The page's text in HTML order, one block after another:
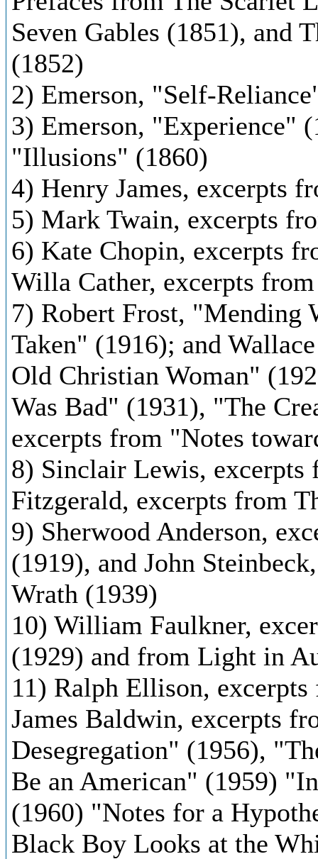
Seven Gables (1851), and
(1852)
2) Emerson, "Self-
3) Emerson, "Experience"
"Illusions" (1860)
4) Henry James, excerpts
5) Mark Twain, excerpts
6) Kate Chopin, excerpts
Willa Cather, excerpts
7) Robert Frost, "Mending
Taken" (1916); and
Old Christian Woman"
Was Bad" (1931), "The
excerpts from "Notes
8) Sinclair Lewis, excerpts
Fitzgerald, excerpts from
9) Sherwood Anderson,
(1919), and John
Wrath (1939)
10) William Faulkner,
(1929) and from Light in
11) Ralph Ellison,
James Baldwin, excerpts
Desegregation" (1956),
Be an American" (1959)
(1960) "Notes for a
Black Boy Looks at the